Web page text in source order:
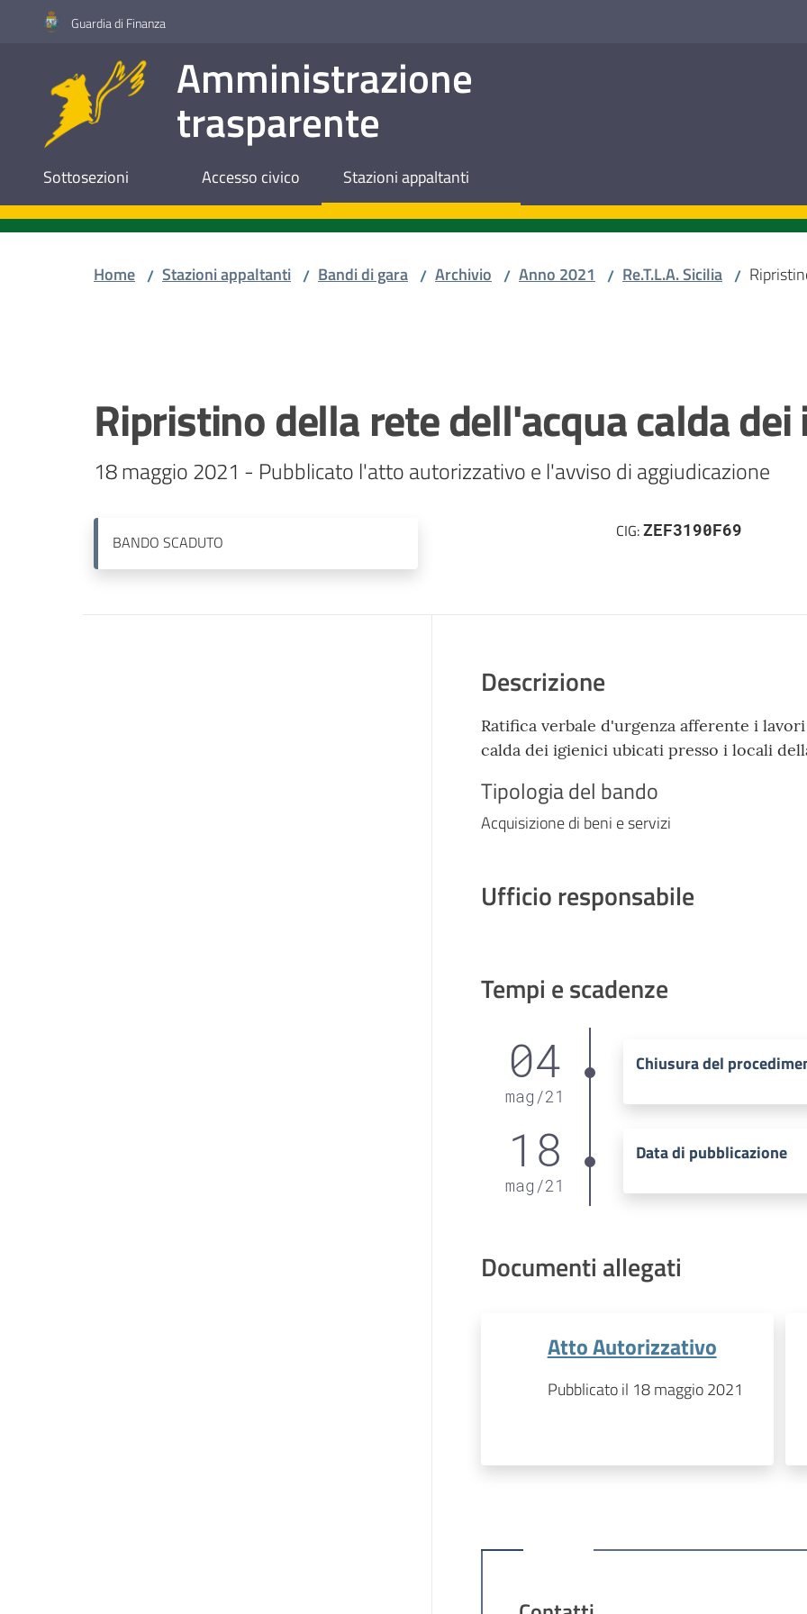
Vai al contenuto
Vai alla navigazione
Vai al footerGuardia di Finanza
Amministrazione
trasparente
Sottosezioni Accesso civico Stazioni appaltanti
Home / Stazioni appaltanti / Bandi di gara / Archivio / Anno 2021 / Re.T.L.A. Sicilia /
Ripristino della rete dell'acqua calda dei
18 maggio 2021 - Pubblicato l'atto autorizzativo e l'avviso di aggiudicazione
BANDO SCADUTO
CIG:ZEF3190F69
Descrizione
Ratifica verbale d'urgenza afferente i
calda dei igienici ubicati presso i locali
Tipologia del bando
Acquisizione di beni e servizi
Ufficio responsabile
Tempi e scadenze
04
mag /21
Chiusura del
18
mag /21
Data di pubblicazione
Documenti allegati
Atto Autorizzativo
Pubblicato il 18 maggio 2021